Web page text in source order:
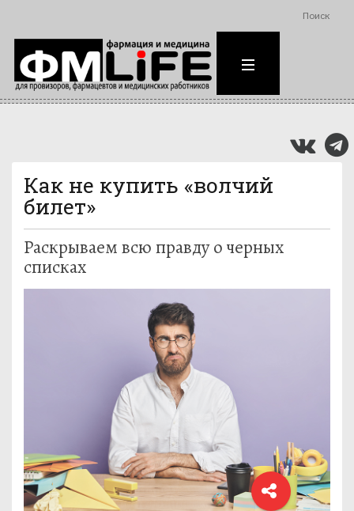
Поиск
Как не купить «волчий
билет»
Раскрываем всю правду о черных
списках